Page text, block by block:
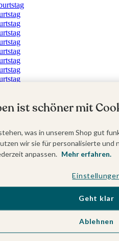
ist schöner mit
was in unserem Shop gut
wir sie für personalisierte
anpassen. Mehr erfahren.
Ablehnen
Geht klar